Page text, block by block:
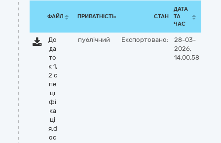
ФАЙЛ ПРИВАТНІСТЬ СТАН
ДАТА
ТА
ЧАС
До
да
то
к 1,
2 с
пе
ці
фі
ка
ці
я.d
oc
публічний Експортовано:
28-03-
2026,
14:00:58